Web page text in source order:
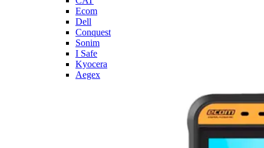
Ecom
Dell
Conquest
Sonim
I Safe
Kyocera
Aegex